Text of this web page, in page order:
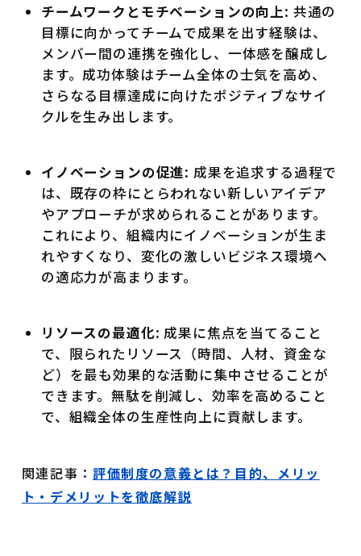
チームワークとモチベーションの向上: 共通の
目標に向かってチームで成果を出す経験は、
メンバー間の連携を強化し、一体感を醸成し
ます。成功体験はチーム全体の士気を高め、
さらなる目標達成に向けたポジティブなサイ
クルを生み出します。
イノベーションの促進: 成果を追求する過程で
は、既存の枠にとらわれない新しいアイデア
やアプローチが求められることがあります。
これにより、組織内にイノベーションが生ま
れやすくなり、変化の激しいビジネス環境へ
の適応力が高まります。
リソースの最適化: 成果に焦点を当てること
で、限られたリソース（時間、人材、資金な
ど）を最も効果的な活動に集中させることが
できます。無駄を削減し、効率を高めること
で、組織全体の生産性向上に貢献します。
関連記事： 評価制度の意義とは？目的、メリッ
ト・デメリットを徹底解説